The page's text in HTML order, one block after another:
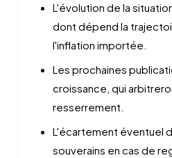
L'évolution de la
dont dépend la
l'inflation importée.
Les prochaines
croissance, qui
resserrement.
L'écartement éventuel
souverains en cas de